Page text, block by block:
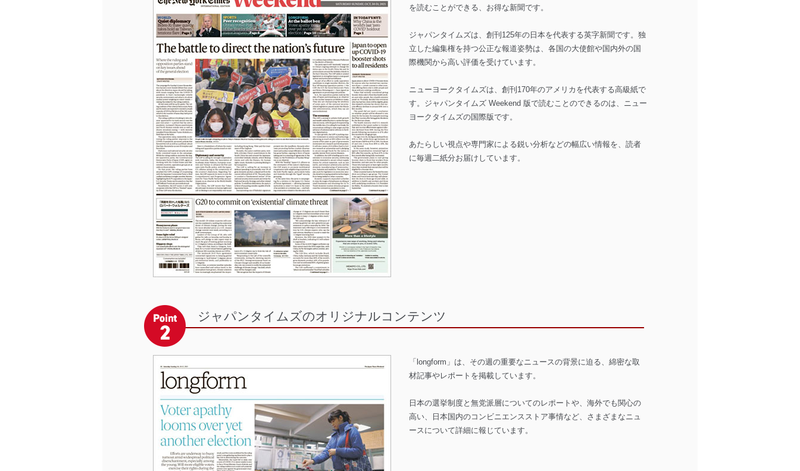
を読むことができる、お得な新聞です。
ジャパンタイムズは、創刊125年の日本を代表する英字新聞です。独
立した編集権を持つ公正な報道姿勢は、各国の大使館や国内外の国
際機関から高い評価を受けています。
ニューヨークタイムズは、創刊170年のアメリカを代表する高級紙で
す。ジャパンタイムズ Weekend 版で読むことのできるのは、ニュー
ヨークタイムズの国際版です。
あたらしい視点や専門家による鋭い分析などの幅広い情報を、読者
に毎週二紙分お届けしています。
ジャパンタイムズのオリジナルコンテンツ
「longform」は、その週の重要なニュースの背景に迫る、綿密な取
材記事やレポートを掲載しています。
日本の選挙制度と無党派層についてのレポートや、海外でも関心の
高い、日本国内のコンビニエンスストア事情など、さまざまなニュ
ースについて詳細に報じています。